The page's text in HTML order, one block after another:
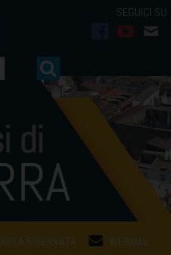
AREA RISERVATA WEBMAIL